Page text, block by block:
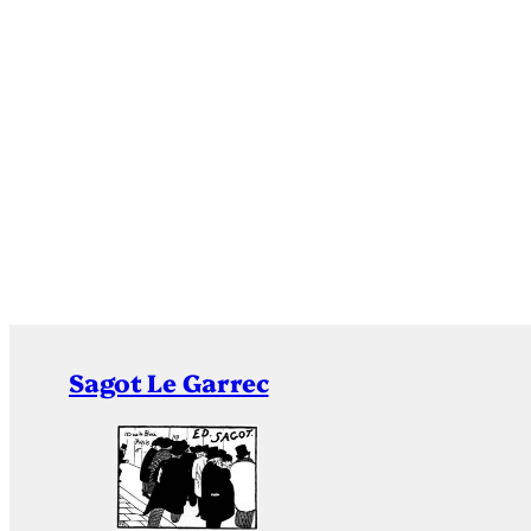
Sagot Le Garrec